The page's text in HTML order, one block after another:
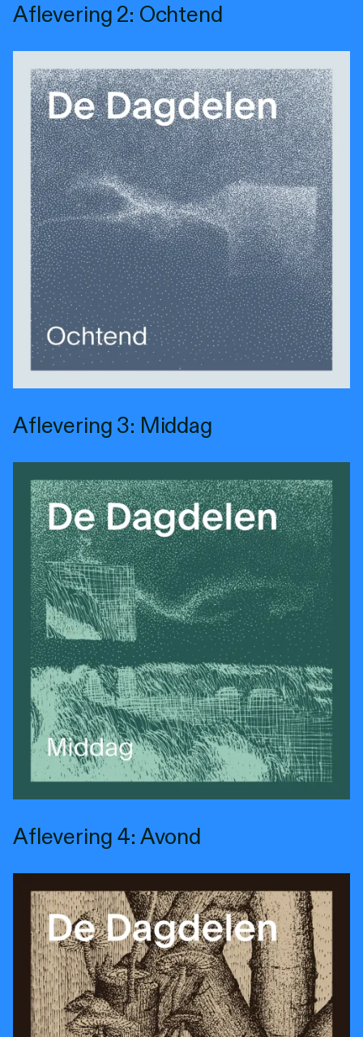
Aflevering 2: Ochtend
Aflevering 3: Middag
Aflevering 4: Avond